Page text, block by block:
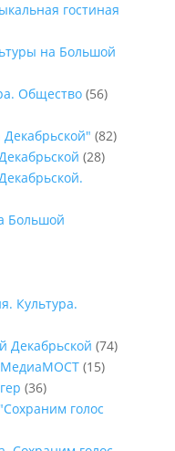
гостиная
на Большой
Общество(56)
(82)
(28)
Большой
Культура.
Декабрьской (74)
МедиаМОСТ(15)
(36)
голос